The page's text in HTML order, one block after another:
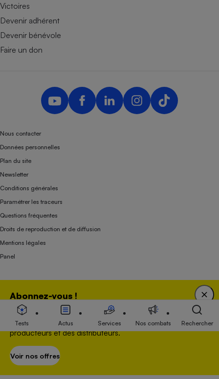
Abonnez-vous !
Bénéficiez d'une expertise unique tout en soutenant
une association 100 % indépendante de l'Etat, des
producteurs et des distributeurs.
Voir nos offres
Victoires
Devenir adhérent
Devenir bénévole
Faire un don
Nous contacter
Données personnelles
Plan du site
Newsletter
Conditions générales
Paramétrer les traceurs
Questions fréquentes
Droits de reproduction et de diffusion
Mentions légales
Panel
Association indépendante de l’État, des syndicats, des producteurs et des
distributeurs depuis 1951.
Tests Actus Services Nos combats Rechercher